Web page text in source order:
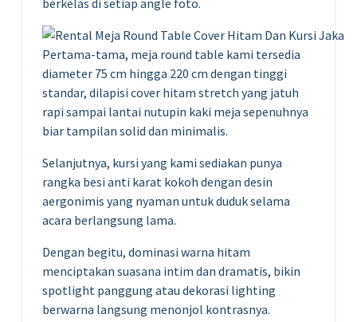
Pertama-tama, meja round table kami tersedia
diameter 75 cm hingga 220 cm dengan tinggi
standar, dilapisi cover hitam stretch yang jatuh
rapi sampai lantai nutupin kaki meja sepenuhnya
biar tampilan solid dan minimalis.
Selanjutnya, kursi yang kami sediakan punya
rangka besi anti karat kokoh dengan desin
aergonimis yang nyaman untuk duduk selama
acara berlangsung lama.
Dengan begitu, dominasi warna hitam
menciptakan suasana intim dan dramatis, bikin
spotlight panggung atau dekorasi lighting
berwarna langsung menonjol kontrasnya.